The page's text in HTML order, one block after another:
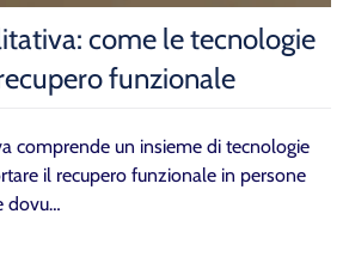
come le tecnologie
funzionale
comprende un insieme di tecnologie
il recupero funzionale in persone
dovu…